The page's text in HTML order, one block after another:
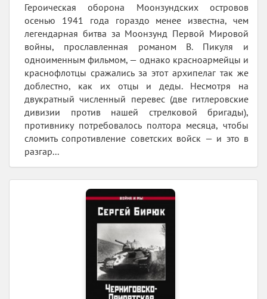
Героическая оборона Моонзундских островов
осенью 1941 года гораздо менее известна, чем
легендарная битва за Моонзунд Первой Мировой
войны, прославленная романом В. Пикуля и
одноименным фильмом, — однако красноармейцы и
краснофлотцы сражались за этот архипелаг так же
доблестно, как их отцы и деды. Несмотря на
двукратный численный перевес (две гитлеровские
дивизии против нашей стрелковой бригады),
противнику потребовалось полтора месяца, чтобы
сломить сопротивление советских войск — и это в
разгар...